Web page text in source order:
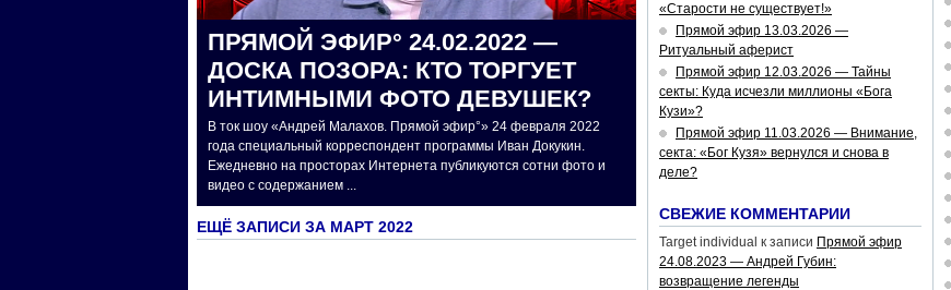
ПРЯМОЙ ЭФИР° 24.02.2022 —
ДОСКА ПОЗОРА: КТО ТОРГУЕТ
ИНТИМНЫМИ ФОТО ДЕВУШЕК?
В ток шоу «Андрей Малахов. Прямой эфир°» 24 февраля 2022
года специальный корреспондент программы Иван Докукин.
Ежедневно на просторах Интернета публикуются сотни фото и
видео с содержанием ...
ЕЩЁ ЗАПИСИ ЗА МАРТ 2022
«Старости не существует!»
Прямой эфир 13.03.2026 —
Ритуальный аферист
Прямой эфир 12.03.2026 — Тайны
секты: Куда исчезли миллионы «Бога
Кузи»?
Прямой эфир 11.03.2026 — Внимание,
секта: «Бог Кузя» вернулся и снова в
деле?
СВЕЖИЕ КОММЕНТАРИИ
Target individual к записи Прямой эфир
24.08.2023 — Андрей Губин:
возвращение легенды